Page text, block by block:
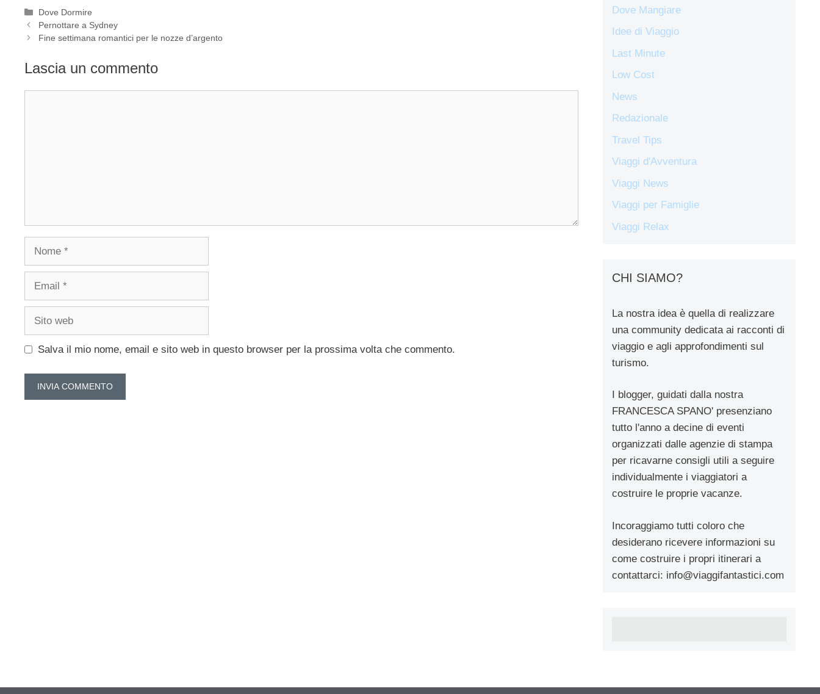
Categorie
Dove Dormire
Pernottare a Sydney
Fine settimana romantici per le nozze d’argento
Lascia un commento
Nome
Email
Sito
Salva il mio nome, email e sito web in questo browser per la prossima volta che commento.
Dove Mangiare
Idee di Viaggio
Last Minute
Low Cost
News
Redazionale
Travel Tips
Viaggi d'Avventura
Viaggi News
Viaggi per Famiglie
Viaggi Relax
CHI SIAMO?
La nostra idea è quella di realizzare
una community dedicata ai racconti di
viaggio e agli approfondimenti sul
turismo.
I blogger, guidati dalla nostra
FRANCESCA SPANO' presenziano
tutto l'anno a decine di eventi
organizzati dalle agenzie di stampa
per ricavarne consigli utili a seguire
individualmente i viaggiatori a
costruire le proprie vacanze.
Incoraggiamo tutti coloro che
desiderano ricevere informazioni su
come costruire i propri itinerari a
contattarci: info@viaggifantastici.com